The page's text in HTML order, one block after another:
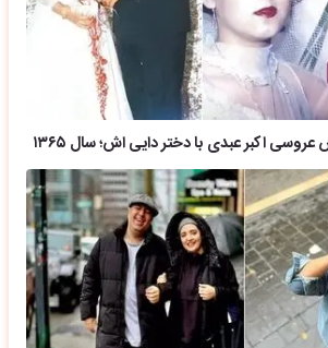
اکبر عبدی با دختر دایی اش؛ سال ۱۳۶۵